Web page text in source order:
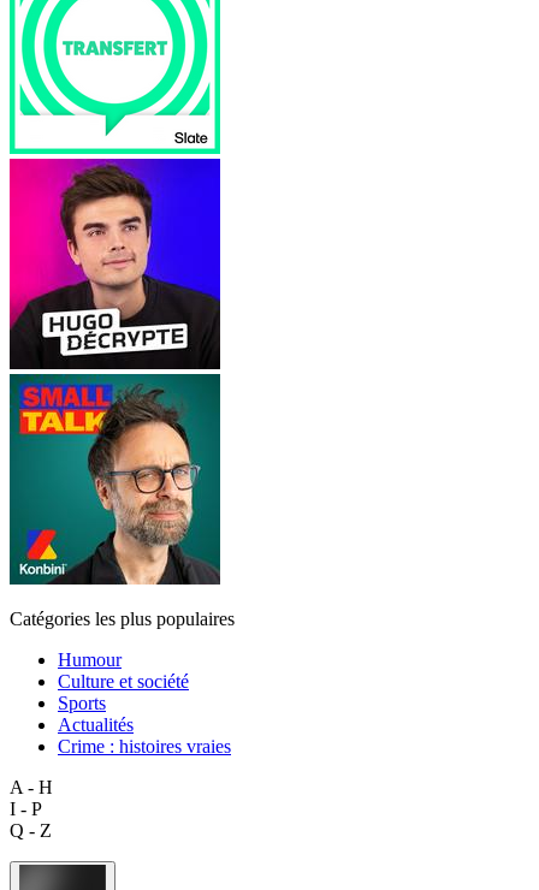
Catégories les plus populaires
Humour
Culture et société
Sports
Actualités
Crime : histoires vraies
A - H
I - P
Q - Z